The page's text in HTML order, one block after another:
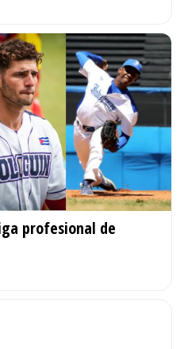
profesional de